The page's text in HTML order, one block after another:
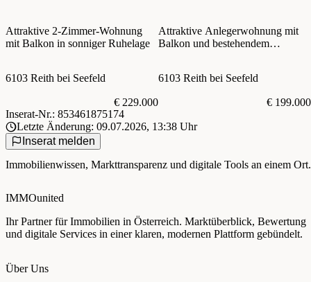
Attraktive 2-Zimmer-Wohnung
mit Balkon in sonniger Ruhelage
6103 Reith bei Seefeld
€ 229.000
Attraktive Anlegerwohnung mit
Balkon und bestehendem
6103 Reith bei Seefeld
€ 199.000
Inserat-Nr.: 853461875174
Letzte Änderung: 09.07.2026, 13:38 Uhr
Inserat melden
Immobilienwissen, Markttransparenz und digitale Tools an einem Ort.
IMMOunited
Ihr Partner für Immobilien in Österreich. Marktüberblick, Bewertung
und digitale Services in einer klaren, modernen Plattform gebündelt.
Über Uns